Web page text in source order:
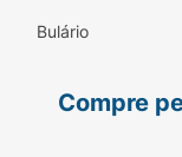
Bulário
Compre